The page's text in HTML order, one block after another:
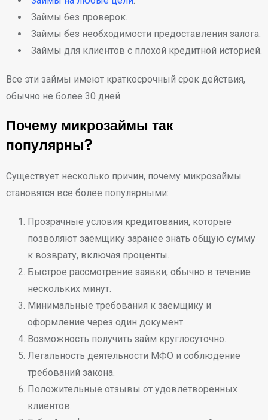
Займы без проверок.
Займы без необходимости предоставления залога.
Займы для клиентов с плохой кредитной историей.
Все эти займы имеют краткосрочный срок действия,
обычно не более 30 дней.
Почему микрозаймы так
популярны?
Существует несколько причин, почему микрозаймы
становятся все более популярными:
Прозрачные условия кредитования, которые
позволяют заемщику заранее знать общую сумму
к возврату, включая проценты.
Быстрое рассмотрение заявки, обычно в течение
нескольких минут.
Минимальные требования к заемщику и
оформление через один документ.
Возможность получить займ круглосуточно.
Легальность деятельности МФО и соблюдение
требований закона.
Положительные отзывы от удовлетворенных
клиентов.